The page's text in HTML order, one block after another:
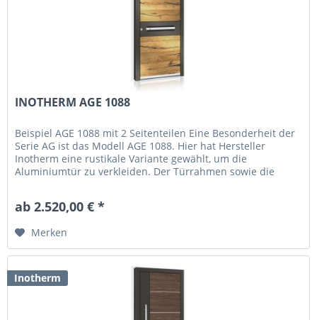
INOTHERM AGE 1088
Beispiel AGE 1088 mit 2 Seitenteilen Eine Besonderheit der
Serie AG ist das Modell AGE 1088. Hier hat Hersteller
Inotherm eine rustikale Variante gewählt, um die
Aluminiumtür zu verkleiden. Der Türrahmen sowie die
ab 2.520,00 € *
Merken
Inotherm